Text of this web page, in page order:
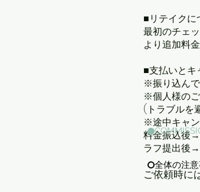
全体の注
■リテイクに
最初のチェ
より追加料
■支払いとキ
※振り込んで
※個人様のご
(トラブルを
※途中キャン
料金振込後
ラフ提出後
ご依頼時に